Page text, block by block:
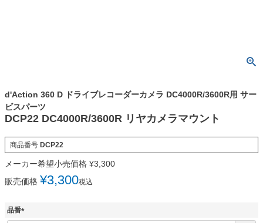
d'Action 360 D ドライブレコーダーカメラ DC4000R/3600R用 サー
ビスパーツ
DCP22 DC4000R/3600R リヤカメラマウント
商品番号 DCP22
メーカー希望小売価格 ¥3,300
販売価格 ¥3,300税込
品番